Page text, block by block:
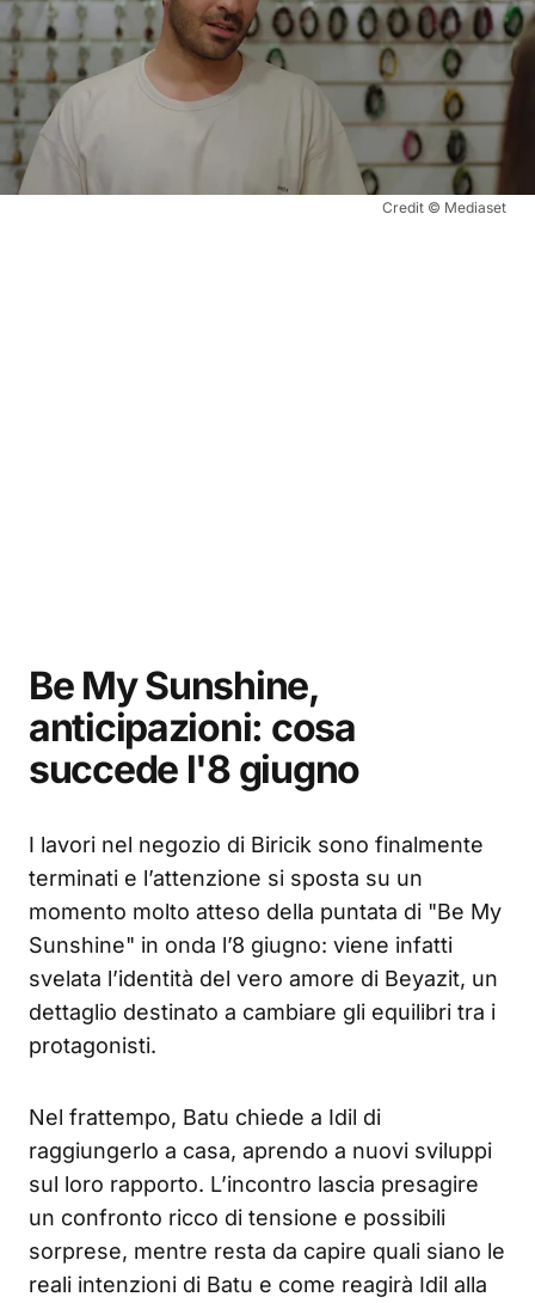
Credit © Mediaset
Be My Sunshine,
anticipazioni: cosa
succede l'8 giugno
I lavori nel negozio di Biricik sono finalmente
terminati e l’attenzione si sposta su un
momento molto atteso della puntata di "Be My
Sunshine" in onda l’8 giugno: viene infatti
svelata l’identità del vero amore di Beyazit, un
dettaglio destinato a cambiare gli equilibri tra i
protagonisti.
Nel frattempo, Batu chiede a Idil di
raggiungerlo a casa, aprendo a nuovi sviluppi
sul loro rapporto. L’incontro lascia presagire
un confronto ricco di tensione e possibili
sorprese, mentre resta da capire quali siano le
reali intenzioni di Batu e come reagirà Idil alla